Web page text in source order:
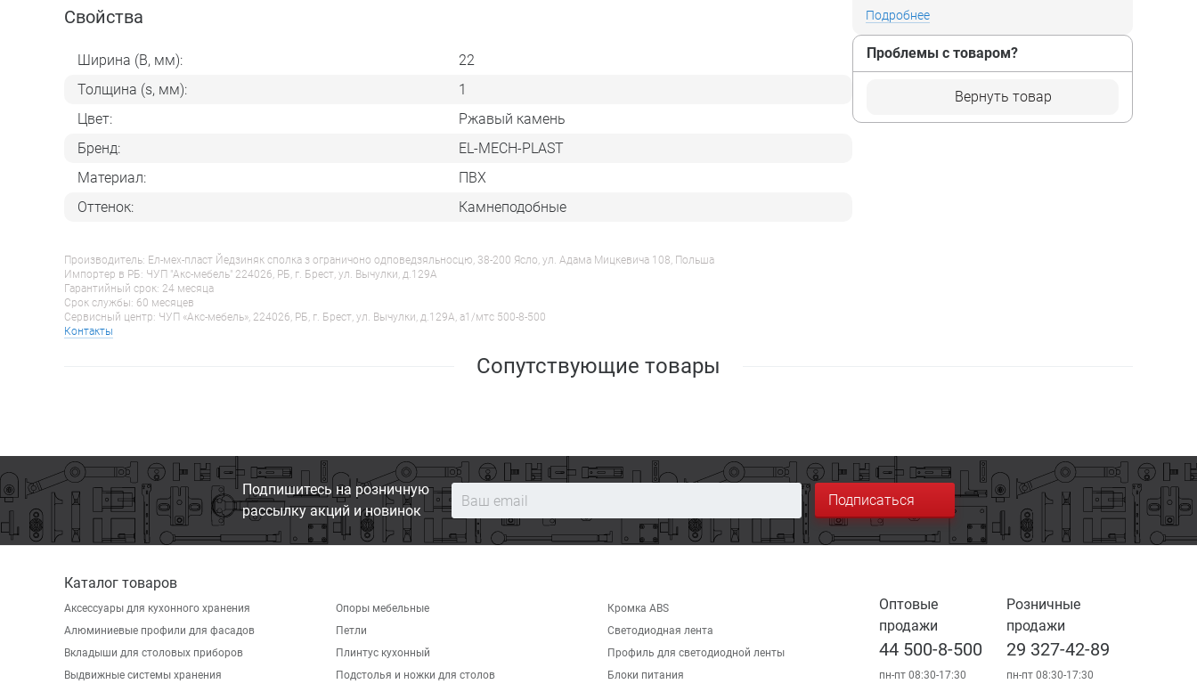
Свойства
Ширина (B, мм):
22
Толщина (s, мм):
1
Цвет:
Ржавый камень
Бренд:
EL-MECH-PLAST
Материал:
ПВХ
Оттенок:
Камнеподобные
Производитель: Ел-мех-пласт Йедзиняк сполка з ограничоно одповедзяльносцю, 38-200 Ясло, ул. Адама Мицкевича 108, Польша
Импортер в РБ: ЧУП "Акс-мебель" 224026, РБ, г. Брест, ул. Вычулки, д.129А
Гарантийный срок: 24 месяца
Срок службы: 60 месяцев
Сервисный центр: ЧУП «Акс-мебель», 224026, РБ, г. Брест, ул. Вычулки, д.129А, a1/мтс 500-8-500
Контакты
Подробнее
Проблемы с товаром?
Вернуть товар
Сопутствующие товары
Подпишитесь на розничную
рассылку акций и новинок
Подписаться
Каталог товаров
Аксессуары для кухонного хранения
Алюминиевые профили для фасадов
Вкладыши для столовых приборов
Выдвижные системы хранения
Опоры мебельные
Петли
Плинтус кухонный
Подстолья и ножки для столов
Кромка ABS
Светодиодная лента
Профиль для светодиодной ленты
Блоки питания
Оптовые
продажи
44 500-8-500
пн-пт 08:30-17:30
Розничные
продажи
29 327-42-89
пн-пт 08:30-17:30